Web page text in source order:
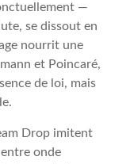
—
se dissout en
nourrit une
et Poincaré,
de loi, mais
Drop imitent
onde